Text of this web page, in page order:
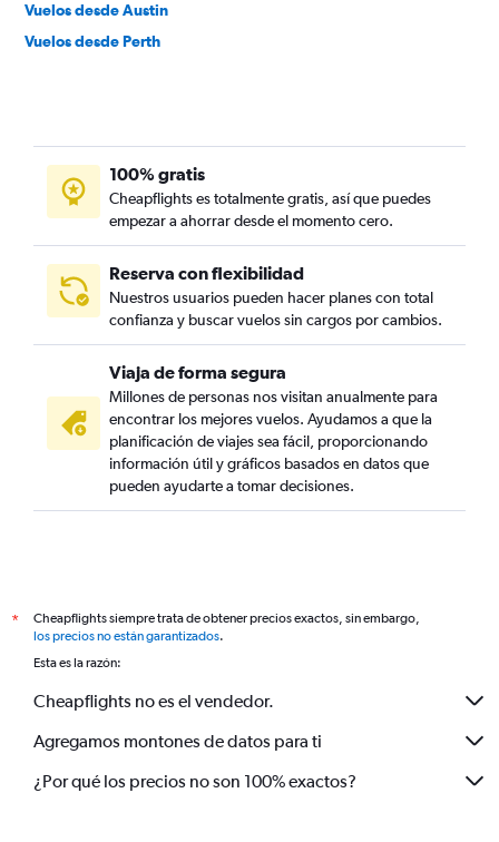
Vuelos desde Austin
Vuelos desde Perth
100% gratis
Cheapflights es totalmente gratis, así que puedes
empezar a ahorrar desde el momento cero.
Reserva con flexibilidad
Nuestros usuarios pueden hacer planes con total
confianza y buscar vuelos sin cargos por cambios.
Viaja de forma segura
Millones de personas nos visitan anualmente para
encontrar los mejores vuelos. Ayudamos a que la
planificación de viajes sea fácil, proporcionando
información útil y gráficos basados en datos que
pueden ayudarte a tomar decisiones.
*
Cheapflights siempre trata de obtener precios exactos, sin embargo,
los precios no están garantizados.
Esta es la razón:
Cheapflights no es el vendedor.
Agregamos montones de datos para ti
¿Por qué los precios no son 100% exactos?